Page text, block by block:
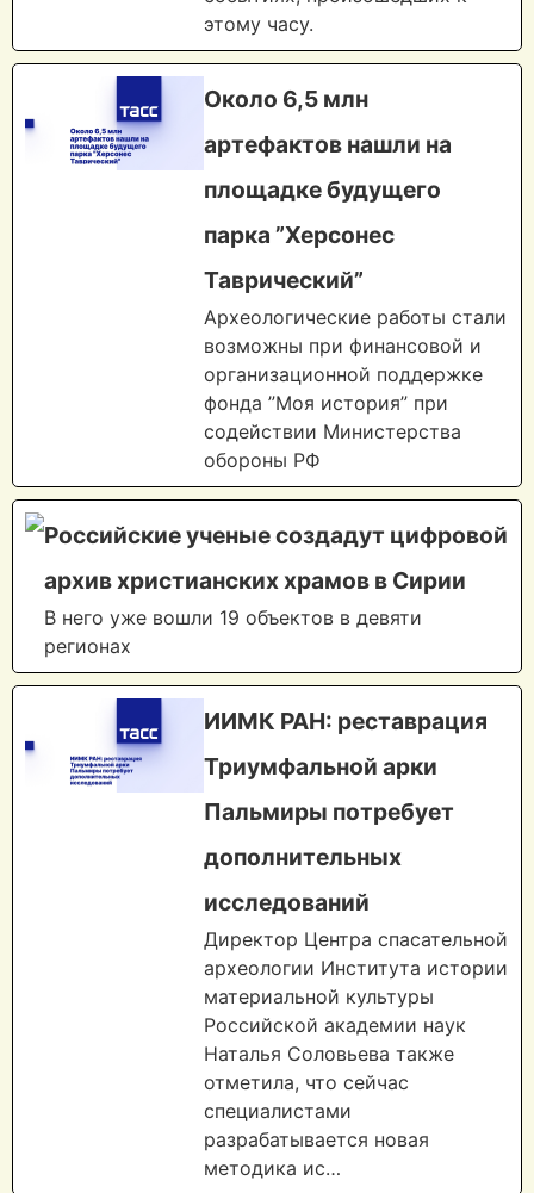
этому часу.
Около 6,5 млн
артефактов нашли на
площадке будущего
парка ”Херсонес
Таврический”
Археологические работы стали
возможны при финансовой и
организационной поддержке
фонда ”Моя история” при
содействии Министерства
обороны РФ
Российские ученые создадут цифровой
архив христианских храмов в Сирии
В него уже вошли 19 объектов в девяти
регионах
ИИМК РАН: реставрация
Триумфальной арки
Пальмиры потребует
дополнительных
исследований
Директор Центра спасательной
археологии Института истории
материальной культуры
Российской академии наук
Наталья Соловьева также
отметила, что сейчас
специалистами
разрабатывается новая
методика ис…